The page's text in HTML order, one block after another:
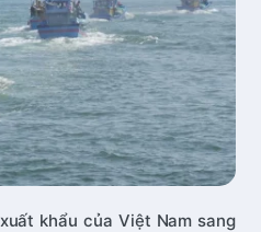
khẩu của Việt Nam sang